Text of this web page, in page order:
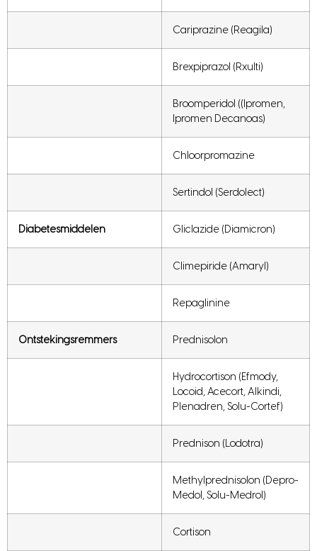
Cariprazine (Reagila)
Brexpiprazol (Rxulti)
Broomperidol ((Ipromen,
Ipromen Decanoas)
Chloorpromazine
Sertindol (Serdolect)
Diabetesmiddelen Gliclazide (Diamicron)
Climepiride (Amaryl)
Repaglinine
Ontstekingsremmers Prednisolon
Hydrocortison (Efmody,
Locoid, Acecort, Alkindi,
Plenadren, Solu-Cortef)
Prednison (Lodotra)
Methylprednisolon (Depro-
Medol, Solu-Medrol)
Cortison